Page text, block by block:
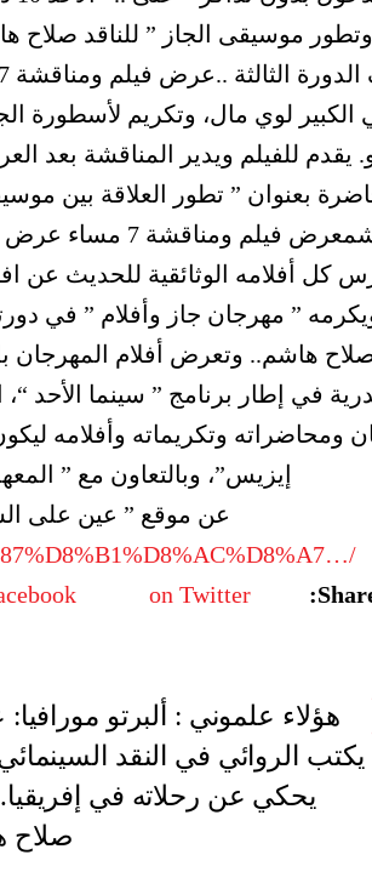
موسيقى الجاز ” للناقد صلاح
الكبير لوي مال، وتكريم لأسطورة
بعنوان ” تطور العلاقة بين
صلاح هاشمعرض
كل أفلامه الوثائقية للحديث عن
ويكرمه ” مهرجان جاز وأفلام ” في
صلاح هاشم.. وتعرض أفلام المهرجان
في إطار برنامج ” سينما الأحد
ومحاضراته وتكريماته وأفلامه
إيزيس”، وبالتعاون مع ”
عن موقع ” عين على
on Twitter
هؤلاء علموني : ألبرتو مورافيا:
يكتب الروائي في النقد
يحكي عن رحلاته في
صلاح